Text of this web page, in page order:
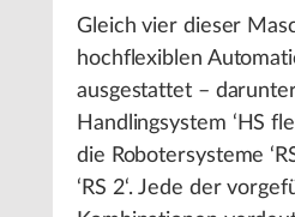
Gleich vier dieser
hochflexiblen
ausgestattet –
Handlingsystem ‘HS
die Robotersysteme
‘RS 2‘. Jede der